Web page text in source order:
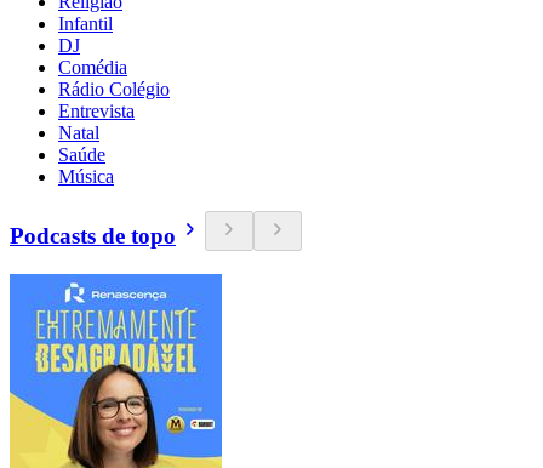
Infantil
DJ
Comédia
Rádio Colégio
Entrevista
Natal
Saúde
Música
Podcasts de topo